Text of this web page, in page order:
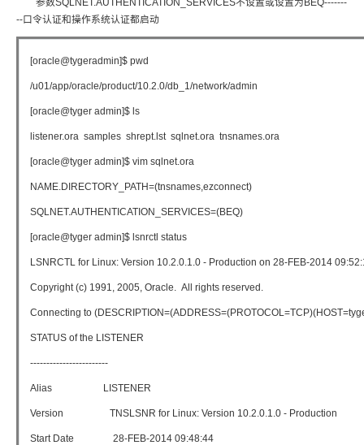
参数SQLNET.AUTHENTICATION_SERVICES不设置或设置为BEQ-------
--口令认证和操作系统认证都启动
[oracle@tygeradmin]$ pwd
/u01/app/oracle/product/10.2.0/db_1/network/admin
[oracle@tyger admin]$ ls
listener.ora samples shrept.lst sqlnet.ora tnsnames.ora
[oracle@tyger admin]$ vim sqlnet.ora
NAME.DIRECTORY_PATH=(tnsnames,ezconnect)
SQLNET.AUTHENTICATION_SERVICES=(BEQ)
[oracle@tyger admin]$ lsnrctl status
LSNRCTL for Linux: Version 10.2.0.1.0 - Production on 28-FEB-2014
Copyright (c) 1991, 2005, Oracle. All rights reserved.
Connecting to
STATUS of the LISTENER
------------------------
Alias LISTENER
Version TNSLSNR for Linux: Version 10.2.0.1.0 - Production
Start Date 28-FEB-2014 09:48:44